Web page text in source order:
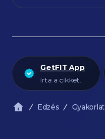
GetFIT App
írta a cikket.
Edzés Gyakorlat